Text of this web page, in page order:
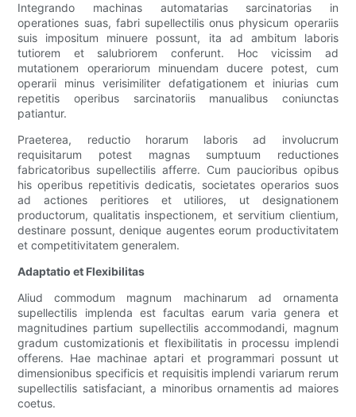
Integrando machinas automatarias sarcinatorias in
operationes suas, fabri supellectilis onus physicum operariis
suis impositum minuere possunt, ita ad ambitum laboris
tutiorem et salubriorem conferunt. Hoc vicissim ad
mutationem operariorum minuendam ducere potest, cum
operarii minus verisimiliter defatigationem et iniurias cum
repetitis operibus sarcinatoriis manualibus coniunctas
patiantur.
Praeterea, reductio horarum laboris ad involucrum
requisitarum potest magnas sumptuum reductiones
fabricatoribus supellectilis afferre. Cum paucioribus opibus
his operibus repetitivis dedicatis, societates operarios suos
ad actiones peritiores et utiliores, ut designationem
productorum, qualitatis inspectionem, et servitium clientium,
destinare possunt, denique augentes eorum productivitatem
et competitivitatem generalem.
Adaptatio et Flexibilitas
Aliud commodum magnum machinarum ad ornamenta
supellectilis implenda est facultas earum varia genera et
magnitudines partium supellectilis accommodandi, magnum
gradum customizationis et flexibilitatis in processu implendi
offerens. Hae machinae aptari et programmari possunt ut
dimensionibus specificis et requisitis implendi variarum rerum
supellectilis satisfaciant, a minoribus ornamentis ad maiores
coetus.